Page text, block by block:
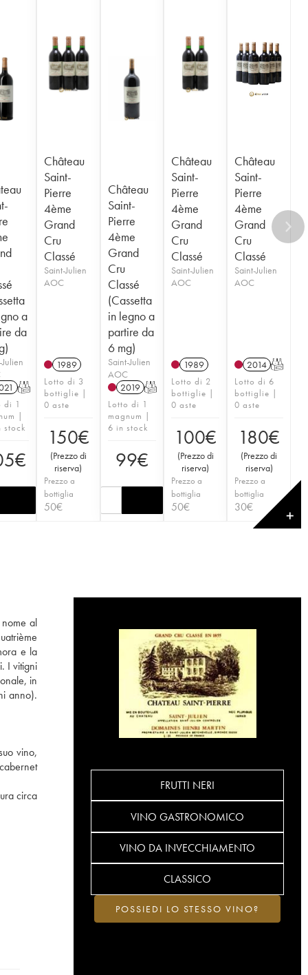
a
da
T
di 1
|
stock
€
Château
Saint-
Pierre
4ème
Grand
Cru
Classé
Saint-Julien
AOC
1989
Lotto di 3
bottiglie |
0 aste
150€
(Prezzo di
riserva)
Prezzo a
bottiglia
50€
Château
Saint-
Pierre
4ème
Grand
Cru
Classé
(Cassetta
in legno a
partire da
6 mg)
Saint-Julien
AOC
2019 T
Lotto di 1
magnum |
6 in stock
99€
Château
Saint-
Pierre
4ème
Grand
Cru
Classé
Saint-Julien
AOC
1989
Lotto di 2
bottiglie |
0 aste
100€
(Prezzo di
riserva)
Prezzo a
bottiglia
50€
Château
Saint-
Pierre
4ème
Grand
Cru
Classé
Saint-Julien
AOC
2014 T
Lotto di 6
bottiglie |
0 aste
180€
(Prezzo di
riserva)
Prezzo a
bottiglia
30€
✕
al
e la
I vitigni
in
anno).
vino,
circa
FRUTTI NERI
VINO GASTRONOMICO
VINO DA INVECCHIAMENTO
CLASSICO
POSSIEDI LO STESSO VINO?